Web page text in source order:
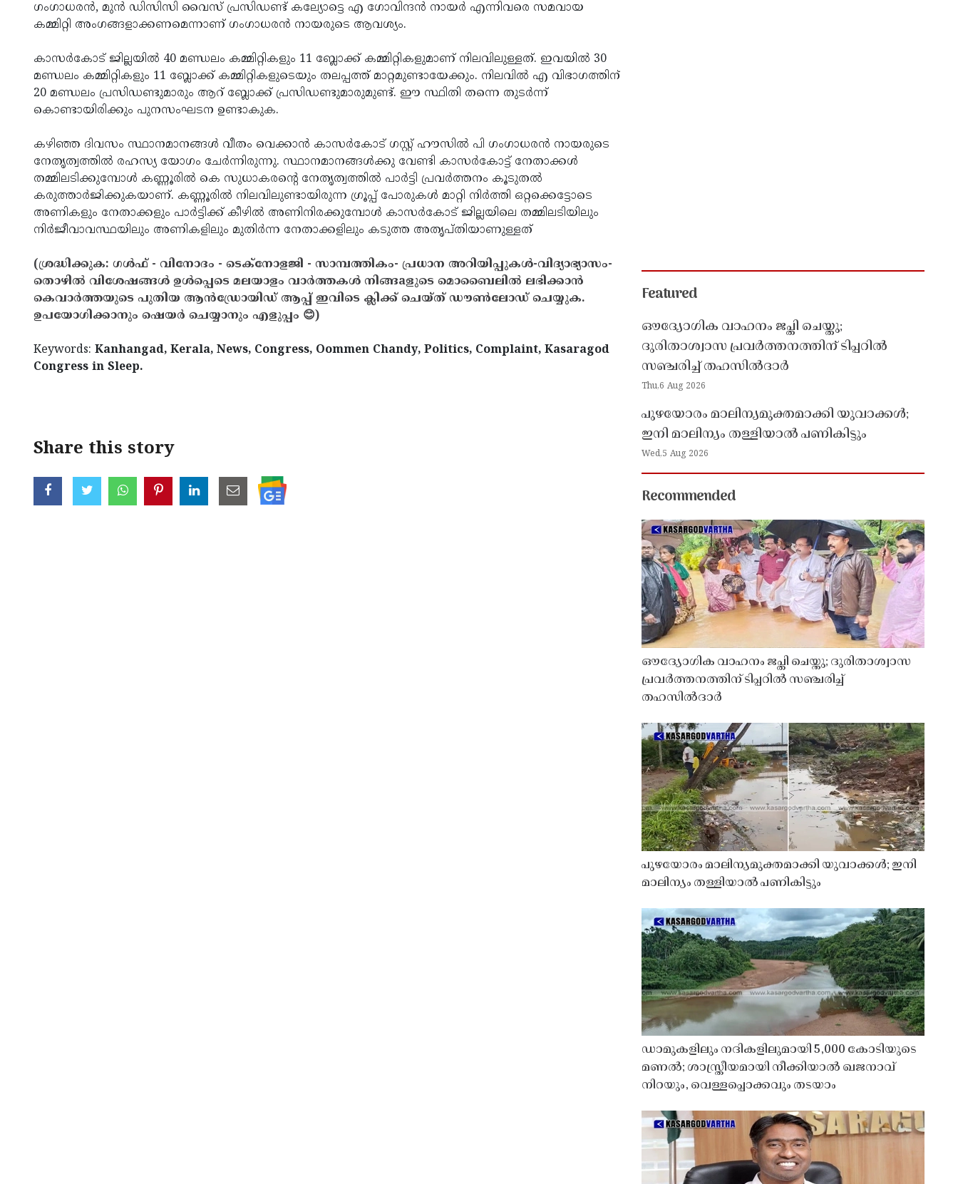
ഗംഗാധരന്‍, മുന്‍ ഡിസിസി വൈസ് പ്രസിഡണ്ട് കല്യോട്ടെ എ ഗോവിന്ദന്‍ നായര്‍ എന്നിവരെ സമവായ
കമ്മിറ്റി അംഗങ്ങളാക്കണമെന്നാണ് ഗംഗാധരന്‍ നായരുടെ ആവശ്യം.
കാസര്‍കോട് ജില്ലയില്‍ 40 മണ്ഡലം കമ്മിറ്റികളും 11 ബ്ലോക്ക് കമ്മിറ്റികളുമാണ് നിലവിലുള്ളത്. ഇവയില്‍ 30
മണ്ഡലം കമ്മിറ്റികളും 11 ബ്ലോക്ക് കമ്മിറ്റികളുടെയും തലപ്പത്ത് മാറ്റമുണ്ടായേക്കും. നിലവില്‍ എ വിഭാഗത്തിന്
20 മണ്ഡലം പ്രസിഡണ്ടുമാരും ആറ് ബ്ലോക്ക് പ്രസിഡണ്ടുമാരുമുണ്ട്. ഈ സ്ഥിതി തന്നെ തുടര്‍ന്ന്
കൊണ്ടായിരിക്കും പുനസംഘടന ഉണ്ടാകുക.
കഴിഞ്ഞ ദിവസം സ്ഥാനമാനങ്ങള്‍ വീതം വെക്കാന്‍ കാസര്‍കോട് ഗസ്റ്റ് ഹൗസില്‍ പി ഗംഗാധരന്‍ നായരുടെ
നേതൃത്വത്തില്‍ രഹസ്യ യോഗം ചേര്‍ന്നിരുന്നു. സ്ഥാനമാനങ്ങള്‍ക്കു വേണ്ടി കാസര്‍കോട്ട് നേതാക്കള്‍
തമ്മിലടിക്കുമ്പോള്‍ കണ്ണൂരില്‍ കെ സുധാകരന്റെ നേതൃത്വത്തില്‍ പാര്‍ട്ടി പ്രവര്‍ത്തനം കൂടുതല്‍
കരുത്താര്‍ജിക്കുകയാണ്. കണ്ണൂരില്‍ നിലവിലുണ്ടായിരുന്ന ഗ്രൂപ്പ് പോരുകള്‍ മാറ്റി നിര്‍ത്തി ഒറ്റക്കെട്ടോടെ
അണികളും നേതാക്കളും പാര്‍ട്ടിക്ക് കീഴില്‍ അണിനിരക്കുമ്പോള്‍ കാസര്‍കോട് ജില്ലയിലെ തമ്മിലടിയിലും
നിര്‍ജീവാവസ്ഥയിലും അണികളിലും മുതിര്‍ന്ന നേതാക്കളിലും കടുത്ത അതൃപ്തിയാണുള്ളത്
(ശ്രദ്ധിക്കുക: ഗൾഫ് - വിനോദം - ടെക്നോളജി - സാമ്പത്തികം- പ്രധാന അറിയിപ്പുകൾ-വിദ്യാഭ്യാസം-
തൊഴിൽ വിശേഷങ്ങൾ ഉൾപ്പെടെ മലയാളം വാർത്തകൾ നിങ്ങaളുടെ മൊബൈലിൽ ലഭിക്കാൻ
കെവാർത്തയുടെ പുതിയ ആൻഡ്രോയിഡ് ആപ്പ് ഇവിടെ ക്ലിക്ക് ചെയ്ത് ഡൗൺലോഡ് ചെയ്യുക.
ഉപയോഗിക്കാനും ഷെയർ ചെയ്യാനും എളുപ്പം 😊)
Keywords: Kanhangad, Kerala, News, Congress, Oommen Chandy, Politics, Complaint, Kasaragod
Congress in Sleep.
Share this story
Featured
ഔദ്യോഗിക വാഹനം ജപ്തി ചെയ്തു;
ദുരിതാശ്വാസ പ്രവർത്തനത്തിന് ടിപ്പറിൽ
സഞ്ചരിച്ച് തഹസിൽദാർ
Thu,6 Aug 2026
പുഴയോരം മാലിന്യമുക്തമാക്കി യുവാക്കൾ;
ഇനി മാലിന്യം തള്ളിയാൽ പണികിട്ടും
Wed,5 Aug 2026
Recommended
ഔദ്യോഗിക വാഹനം ജപ്തി ചെയ്തു; ദുരിതാശ്വാസ
പ്രവർത്തനത്തിന് ടിപ്പറിൽ സഞ്ചരിച്ച്
തഹസിൽദാർ
പുഴയോരം മാലിന്യമുക്തമാക്കി യുവാക്കൾ; ഇനി
മാലിന്യം തള്ളിയാൽ പണികിട്ടും
ഡാമുകളിലും നദികളിലുമായി 5,000 കോടിയുടെ
മണൽ; ശാസ്ത്രീയമായി നീക്കിയാൽ ഖജനാവ്
നിറയും, വെള്ളപ്പൊക്കവും തടയാം